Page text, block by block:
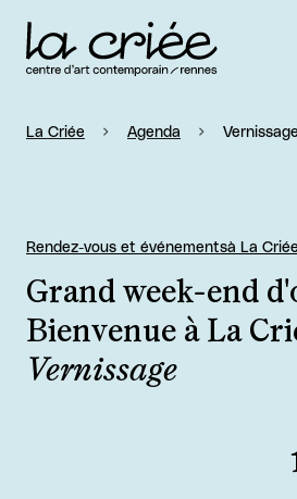
La Criée Agenda
Vernissage
Grand week-end
Bienvenue à La
Rendez-vous et événementsà La